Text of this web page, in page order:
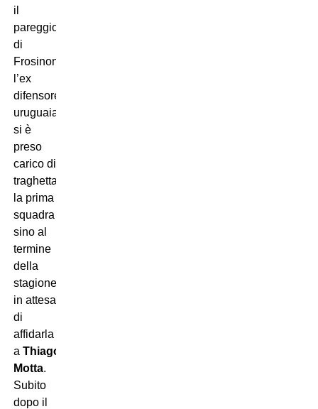
il
pareggio
di
Frosinone,
l’ex
difensore
uruguaiano
si è
preso
carico di
traghettare
la prima
squadra
sino al
termine
della
stagione,
in attesa
di
affidarla
a Thiago
Motta.
Subito
dopo il